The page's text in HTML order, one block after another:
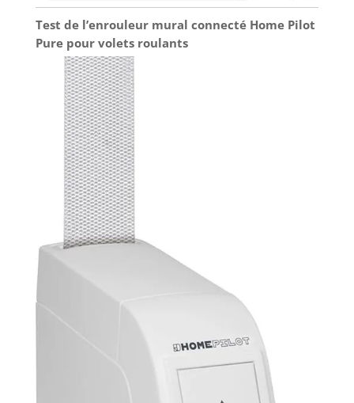
Test de l’enrouleur mural connecté Home Pilot
Pure pour volets roulants